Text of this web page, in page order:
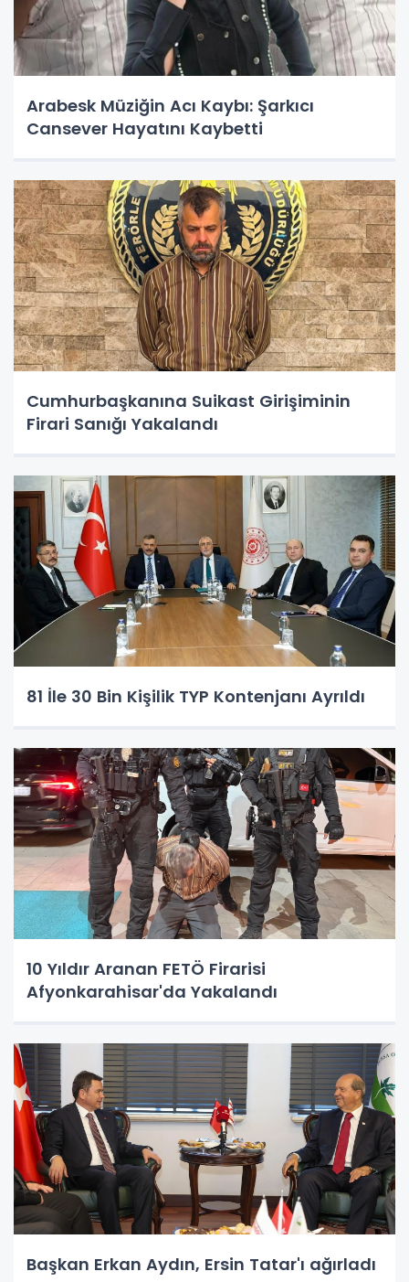
Arabesk Müziğin Acı Kaybı: Şarkıcı
Cansever Hayatını Kaybetti
Cumhurbaşkanına Suikast Girişiminin
Firari Sanığı Yakalandı
81 İle 30 Bin Kişilik TYP Kontenjanı Ayrıldı
10 Yıldır Aranan FETÖ Firarisi
Afyonkarahisar'da Yakalandı
Başkan Erkan Aydın, Ersin Tatar'ı ağırladı